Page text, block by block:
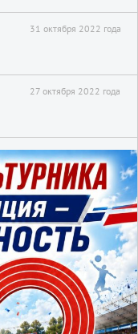
31 октября 2022 года
27 октября 2022 года